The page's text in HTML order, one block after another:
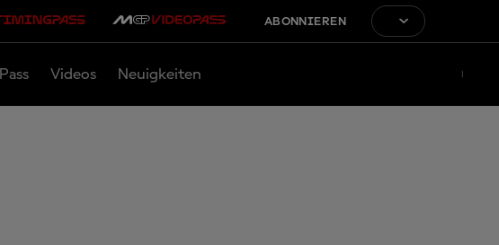
ABONNIEREN
Videos Neuigkeiten